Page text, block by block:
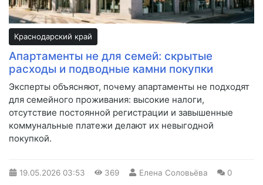
Краснодарский край
Апартаменты не для семей: скрытые
расходы и подводные камни покупки
Эксперты объясняют, почему апартаменты не подходят
для семейного проживания: высокие налоги,
отсутствие постоянной регистрации и завышенные
коммунальные платежи делают их невыгодной
покупкой.
19.05.2026 03:53 369 Елена Соловьёва 0